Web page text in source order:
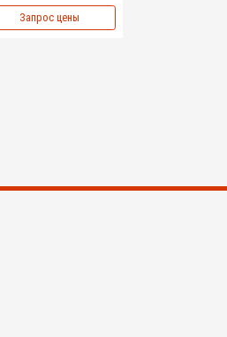
Запрос цены